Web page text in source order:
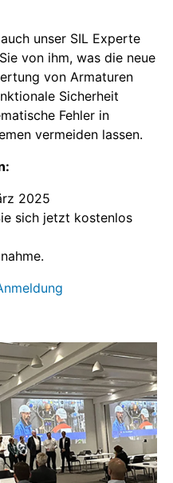
unser SIL Experte
von ihm, was die neue
von Armaturen
Sicherheit
Fehler in
vermeiden lassen.
2025
sich jetzt kostenlos